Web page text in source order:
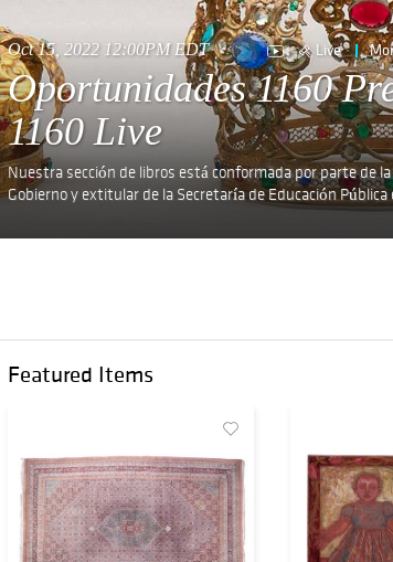
Oct 15, 2022 12:00PM EDT Live
Oportunidades 1160
1160 Live
Nuestra sección de libros está conformada por parte de
Gobierno y extitular de la Secretaría de Educación Pública
Featured Items